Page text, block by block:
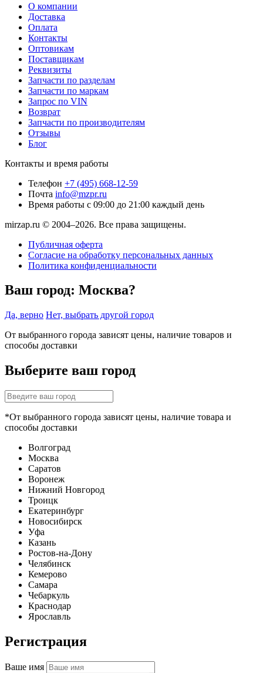
О компании
Доставка
Оплата
Контакты
Оптовикам
Поставщикам
Реквизиты
Запчасти по разделам
Запчасти по маркам
Запрос по VIN
Возврат
Запчасти по производителям
Отзывы
Блог
Контакты и время работы
Телефон +7 (495) 668-12-59
Почта info@mzpr.ru
Время работы с 09:00 до 21:00 каждый день
mirzap.ru © 2004–2026. Все права защищены.
Публичная оферта
Согласие на обработку персональных данных
Политика конфиденциальности
Ваш город: Москва?
Да, верно Нет, выбрать другой город
От выбранного города зависят цены, наличие товаров и
способы доставки
Выберите ваш город
*От выбранного города зависят цены, наличие товара и
способы доставки
Волгоград
Москва
Саратов
Воронеж
Нижний Новгород
Троицк
Екатеринбург
Новосибирск
Уфа
Казань
Ростов-на-Дону
Челябинск
Кемерово
Самара
Чебаркуль
Краснодар
Ярославль
Регистрация
Ваше имя